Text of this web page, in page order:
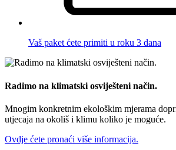
Vaš paket ćete primiti u roku 3 dana
Radimo na klimatski osviješteni način.
Mnogim konkretnim ekološkim mjerama
utjecaja na okoliš i klimu koliko je moguće.
Ovdje ćete pronaći više informacija.